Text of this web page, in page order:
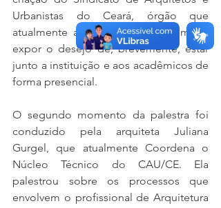
Urbanistas do Ceará, órgão que
atualmente ainda não existe, além de
expor o desejo de, brevemente, estar
junto a instituição e aos acadêmicos de
forma presencial.
O segundo momento da palestra foi
conduzido pela arquiteta Juliana
Gurgel, que atualmente Coordena o
Núcleo Técnico do CAU/CE. Ela
palestrou sobre os processos que
envolvem o profissional de Arquitetura